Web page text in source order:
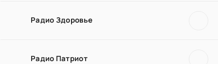
Радио Здоровье
Радио Патриот